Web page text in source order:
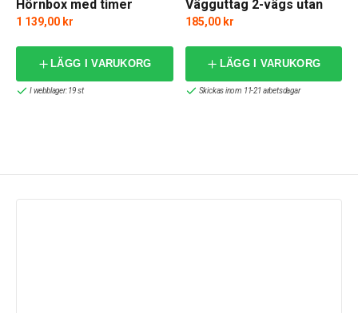
Hörnbox med timer
1 139,00 kr
LÄGG I VARUKORG
I webblager: 19 st
Vägguttag 2-vägs utan
jord
185,00 kr
LÄGG I VARUKORG
Skickas inom 11-21 arbetsdagar